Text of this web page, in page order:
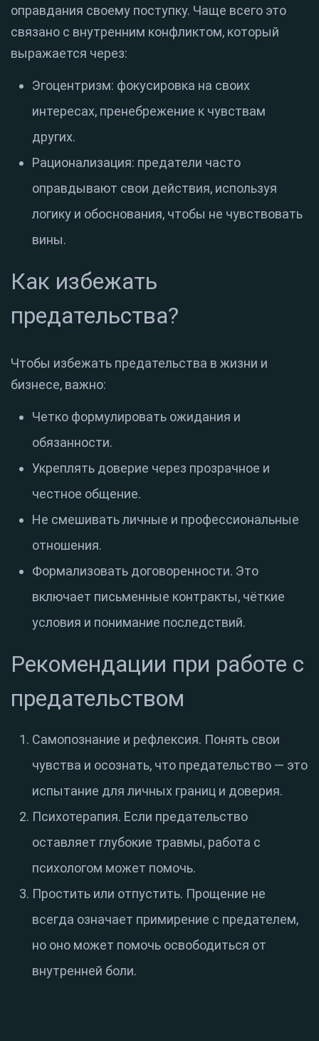
оправдания своему поступку. Чаще всего это
связано с внутренним конфликтом, который
выражается через:
Эгоцентризм: фокусировка на своих
интересах, пренебрежение к чувствам
других.
Рационализация: предатели часто
оправдывают свои действия, используя
логику и обоснования, чтобы не чувствовать
вины.
Как избежать
предательства?
Чтобы избежать предательства в жизни и
бизнесе, важно:
Четко формулировать ожидания и
обязанности.
Укреплять доверие через прозрачное и
честное общение.
Не смешивать личные и профессиональные
отношения.
Формализовать договоренности. Это
включает письменные контракты, чёткие
условия и понимание последствий.
Рекомендации при работе с
предательством
Самопознание и рефлексия. Понять свои
чувства и осознать, что предательство — это
испытание для личных границ и доверия.
Психотерапия. Если предательство
оставляет глубокие травмы, работа с
психологом может помочь.
Простить или отпустить. Прощение не
всегда означает примирение с предателем,
но оно может помочь освободиться от
внутренней боли.